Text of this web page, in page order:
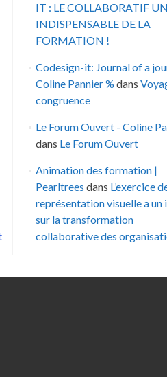
IT : LE COLLABORATIF UN
INDISPENSABLE DE LA
FORMATION !
Codesign-it: Journal of a
Coline Pannier % dans
congruence
Le Forum Ouvert - Coline
dans Le Forum Ouvert
Animation des formation |
Pearltrees dans L’exercice
représentation visuelle a un
sur la transformation
collaborative des